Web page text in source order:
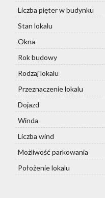
Liczba pięter w budynku
Stan lokalu
Okna
Rok budowy
Rodzaj lokalu
Przeznaczenie lokalu
Dojazd
Winda
Liczba wind
Możliwość parkowania
Położenie lokalu